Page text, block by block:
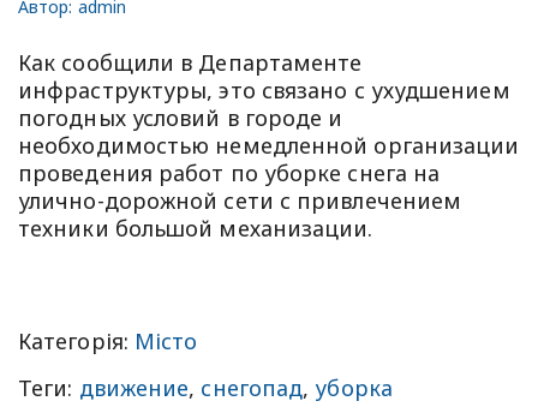
Автор: admin
Как сообщили в Департаменте
инфраструктуры, это связано с ухудшением
погодных условий в городе и
необходимостью немедленной организации
проведения работ по уборке снега на
улично-дорожной сети с привлечением
техники большой механизации.
Категорія: Місто
Теги: движение, снегопад, уборка